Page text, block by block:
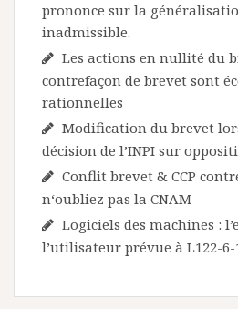
prononce sur la
inadmissible.
Les actions en nullité du
contrefaçon de brevet sont
rationnelles
Modification du brevet
décision de l’INPI sur
Conflit brevet & CCP
n‘oubliez pas la CNAM
Logiciels des machines :
l’utilisateur prévue à L122-6-